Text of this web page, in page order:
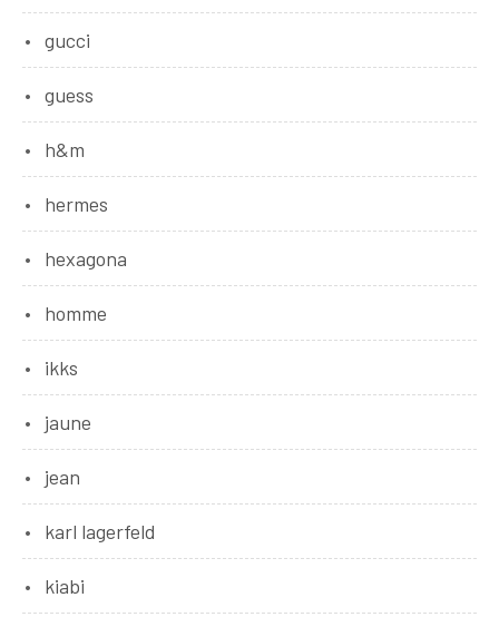
gucci
guess
h&m
hermes
hexagona
homme
ikks
jaune
jean
karl lagerfeld
kiabi